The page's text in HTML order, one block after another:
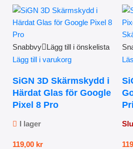
Snabbvy
Lägg till i önskelista
Lägg till i varukorg
SiGN 3D Skärmskydd i
Härdat Glas för Google
Pixel 8 Pro
I lager
119,00 kr